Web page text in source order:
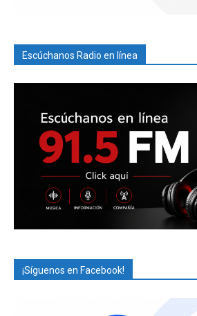
Escúchanos Radio en línea
¡Síguenos en Facebook!